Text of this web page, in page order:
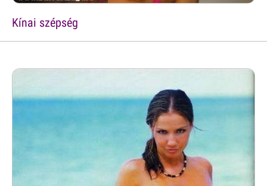
Kínai szépség